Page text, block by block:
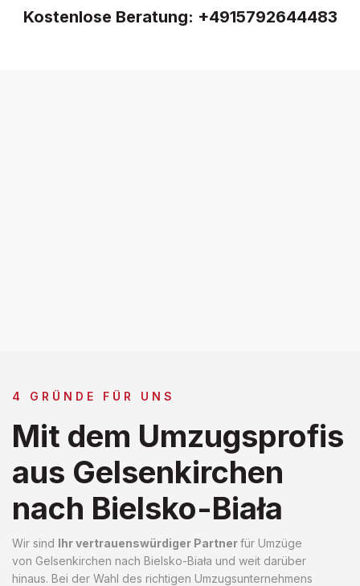
Kostenlose Beratung: +4915792644483
4 GRÜNDE FÜR UNS
Mit dem Umzugsprofis
aus Gelsenkirchen
nach Bielsko-Biała
Wir sind Ihr vertrauenswürdiger Partnerfür Umzüge
von Gelsenkirchen nach Bielsko-Biała und weit darüber
hinaus. Bei der Wahl des richtigen Umzugsunternehmens